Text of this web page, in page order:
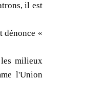
il est
dénonce «
milieux
l'Union